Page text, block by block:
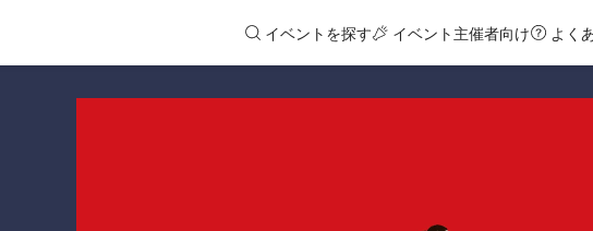
イベントを探す イベント主催者向け よく